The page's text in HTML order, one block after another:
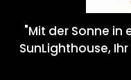
"Mit der Sonne
SunLighthouse,